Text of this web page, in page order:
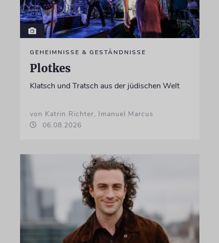
GEHEIMNISSE & GESTÄNDNISSE
Plotkes
Klatsch und Tratsch aus der jüdischen Welt
von Katrin Richter, Imanuel Marcus
06.08.2026